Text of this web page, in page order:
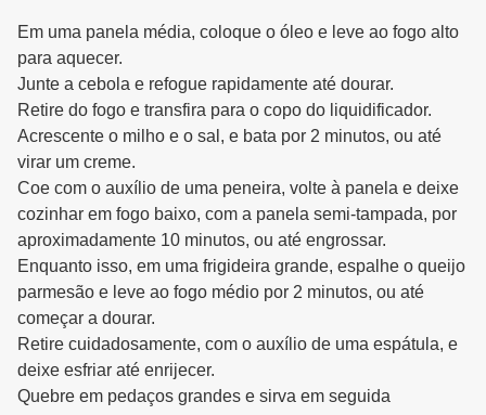
Em uma panela média, coloque o óleo e leve ao fogo alto
para aquecer.
Junte a cebola e refogue rapidamente até dourar.
Retire do fogo e transfira para o copo do liquidificador.
Acrescente o milho e o sal, e bata por 2 minutos, ou até
virar um creme.
Coe com o auxílio de uma peneira, volte à panela e deixe
cozinhar em fogo baixo, com a panela semi-tampada, por
aproximadamente 10 minutos, ou até engrossar.
Enquanto isso, em uma frigideira grande, espalhe o queijo
parmesão e leve ao fogo médio por 2 minutos, ou até
começar a dourar.
Retire cuidadosamente, com o auxílio de uma espátula, e
deixe esfriar até enrijecer.
Quebre em pedaços grandes e sirva em seguida